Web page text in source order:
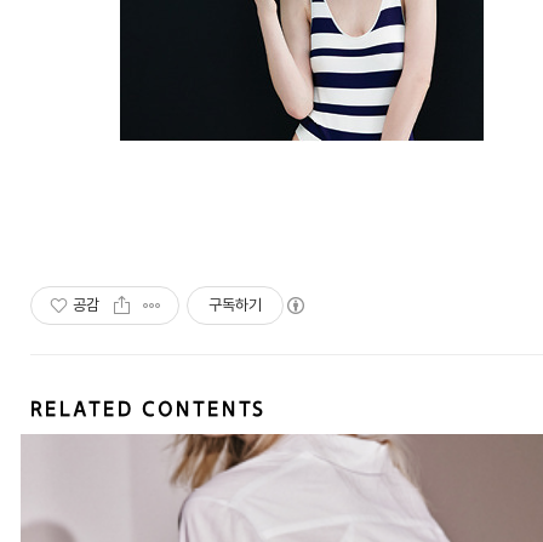
공감 구독하기
RELATED CONTENTS